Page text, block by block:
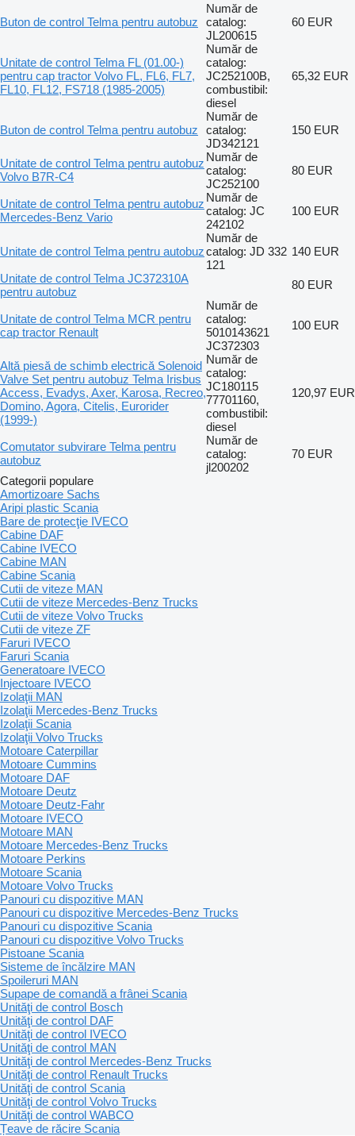
Buton de control Telma pentru autobuz
Număr de
catalog:
JL200615
60 EUR
Unitate de control Telma FL (01.00-)
pentru cap tractor Volvo FL, FL6, FL7,
FL10, FL12, FS718 (1985-2005)
Număr de
catalog:
JC252100B,
combustibil:
diesel
65,32 EUR
Buton de control Telma pentru autobuz
Număr de
catalog:
JD342121
150 EUR
Unitate de control Telma pentru autobuz
Volvo B7R-C4
Număr de
catalog:
JC252100
80 EUR
Unitate de control Telma pentru autobuz
Mercedes-Benz Vario
Număr de
catalog: JC
242102
100 EUR
Unitate de control Telma pentru autobuz
Număr de
catalog: JD 332
121
140 EUR
Unitate de control Telma JC372310A
pentru autobuz
80 EUR
Unitate de control Telma MCR pentru
cap tractor Renault
Număr de
catalog:
5010143621
JC372303
100 EUR
Altă piesă de schimb electrică Solenoid
Valve Set pentru autobuz Telma Irisbus
Access, Evadys, Axer, Karosa, Recreo,
Domino, Agora, Citelis, Eurorider
(1999-)
Număr de
catalog:
JC180115
77701160,
combustibil:
diesel
120,97 EUR
Comutator subvirare Telma pentru
autobuz
Număr de
catalog:
jl200202
70 EUR
Categorii populare
Amortizoare Sachs
Aripi plastic Scania
Bare de protecţie IVECO
Cabine DAF
Cabine IVECO
Cabine MAN
Cabine Scania
Cutii de viteze MAN
Cutii de viteze Mercedes-Benz Trucks
Cutii de viteze Volvo Trucks
Cutii de viteze ZF
Faruri IVECO
Faruri Scania
Generatoare IVECO
Injectoare IVECO
Izolaţii MAN
Izolaţii Mercedes-Benz Trucks
Izolaţii Scania
Izolaţii Volvo Trucks
Motoare Caterpillar
Motoare Cummins
Motoare DAF
Motoare Deutz
Motoare Deutz-Fahr
Motoare IVECO
Motoare MAN
Motoare Mercedes-Benz Trucks
Motoare Perkins
Motoare Scania
Motoare Volvo Trucks
Panouri cu dispozitive MAN
Panouri cu dispozitive Mercedes-Benz Trucks
Panouri cu dispozitive Scania
Panouri cu dispozitive Volvo Trucks
Pistoane Scania
Sisteme de încălzire MAN
Spoileruri MAN
Supape de comandă a frânei Scania
Unităţi de control Bosch
Unităţi de control DAF
Unităţi de control IVECO
Unităţi de control MAN
Unităţi de control Mercedes-Benz Trucks
Unităţi de control Renault Trucks
Unităţi de control Scania
Unităţi de control Volvo Trucks
Unităţi de control WABCO
Țeave de răcire Scania